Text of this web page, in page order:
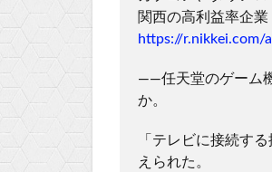
関西の高利益率企
https://r.nikkei.com/
――任天堂のゲーム
か。
「テレビに接続す
えられた。